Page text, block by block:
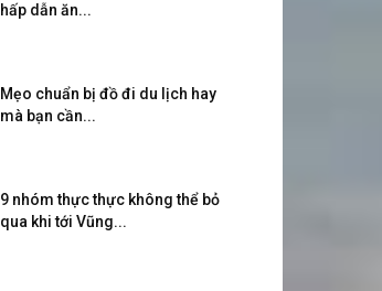
hấp dẫn ăn...
Mẹo chuẩn bị đồ đi du lịch hay
mà bạn cần...
9 nhóm thực thực không thể bỏ
qua khi tới Vũng...